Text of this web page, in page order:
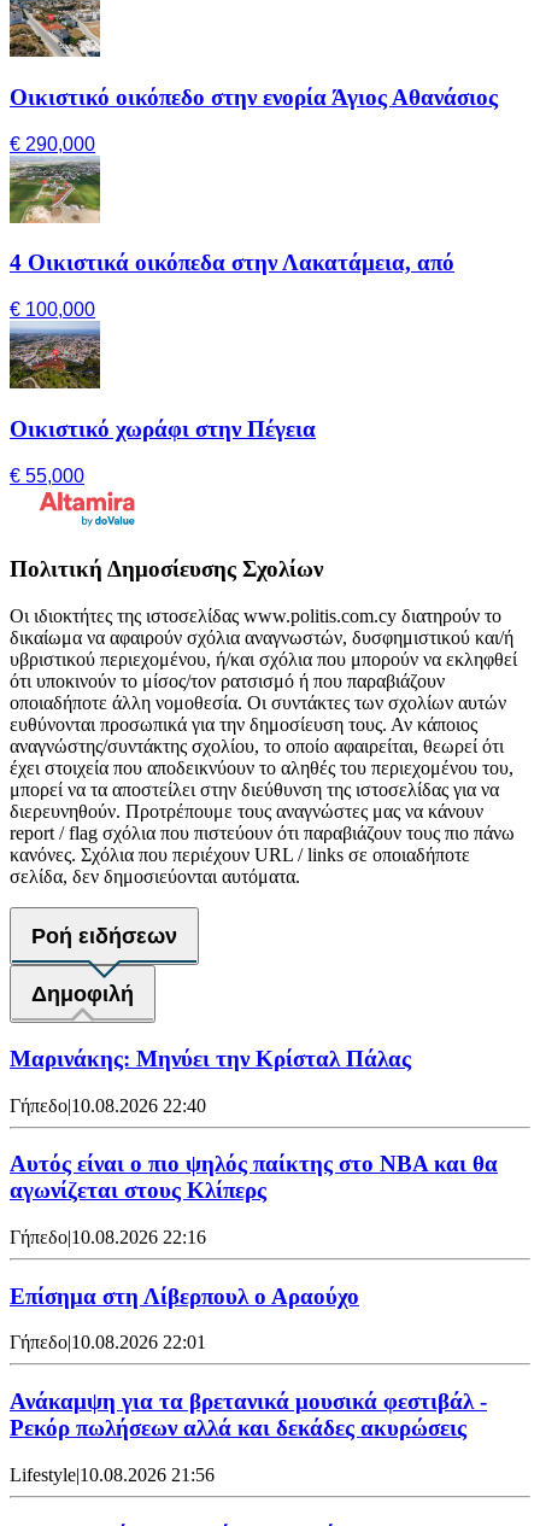
Οικιστικό οικόπεδο στην ενορία Άγιος Αθανάσιος
€ 290,000
4 Οικιστικά οικόπεδα στην Λακατάμεια, από
€ 100,000
Οικιστικό χωράφι στην Πέγεια
€ 55,000
Πολιτική Δημοσίευσης Σχολίων
Οι ιδιοκτήτες της ιστοσελίδας www.politis.com.cy διατηρούν το
δικαίωμα να αφαιρούν σχόλια αναγνωστών, δυσφημιστικού και/ή
υβριστικού περιεχομένου, ή/και σχόλια που μπορούν να εκληφθεί
ότι υποκινούν το μίσος/τον ρατσισμό ή που παραβιάζουν
οποιαδήποτε άλλη νομοθεσία. Οι συντάκτες των σχολίων αυτών
ευθύνονται προσωπικά για την δημοσίευση τους. Αν κάποιος
αναγνώστης/συντάκτης σχολίου, το οποίο αφαιρείται, θεωρεί ότι
έχει στοιχεία που αποδεικνύουν το αληθές του περιεχομένου του,
μπορεί να τα αποστείλει στην διεύθυνση της ιστοσελίδας για να
διερευνηθούν. Προτρέπουμε τους αναγνώστες μας να κάνουν
report / flag σχόλια που πιστεύουν ότι παραβιάζουν τους πιο πάνω
κανόνες. Σχόλια που περιέχουν URL / links σε οποιαδήποτε
σελίδα, δεν δημοσιεύονται αυτόματα.
Ροή ειδήσεων
Δημοφιλή
Μαρινάκης: Μηνύει την Κρίσταλ Πάλας
Γήπεδο|10.08.2026 22:40
Αυτός είναι ο πιο ψηλός παίκτης στο NBA και θα
αγωνίζεται στους Κλίπερς
Γήπεδο|10.08.2026 22:16
Επίσημα στη Λίβερπουλ ο Αραούχο
Γήπεδο|10.08.2026 22:01
Ανάκαμψη για τα βρετανικά μουσικά φεστιβάλ -
Ρεκόρ πωλήσεων αλλά και δεκάδες ακυρώσεις
Lifestyle|10.08.2026 21:56